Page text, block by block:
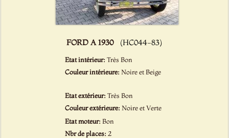
FORD A 1930 (HC044-83)
Etat intérieur:Très Bon
Couleur intérieure:Noire et Beige
Etat extérieur:Très Bon
Couleur extérieure:Noire et Verte
Etat moteur:Bon
Nbr de places: 2